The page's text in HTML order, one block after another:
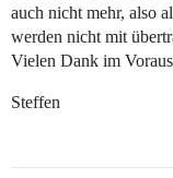
auch nicht mehr, also
werden nicht mit
Vielen Dank im Voraus
Steffen